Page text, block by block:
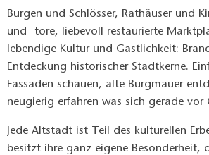
Burgen und Schlösser, Rathäuser und
und -tore, liebevoll restaurierte
lebendige Kultur und Gastlichkeit:
Entdeckung historischer Stadtkerne.
Fassaden schauen, alte Burgmauer
neugierig erfahren was sich gerade vor
Jede Altstadt ist Teil des kulturellen
besitzt ihre ganz eigene Besonderheit,